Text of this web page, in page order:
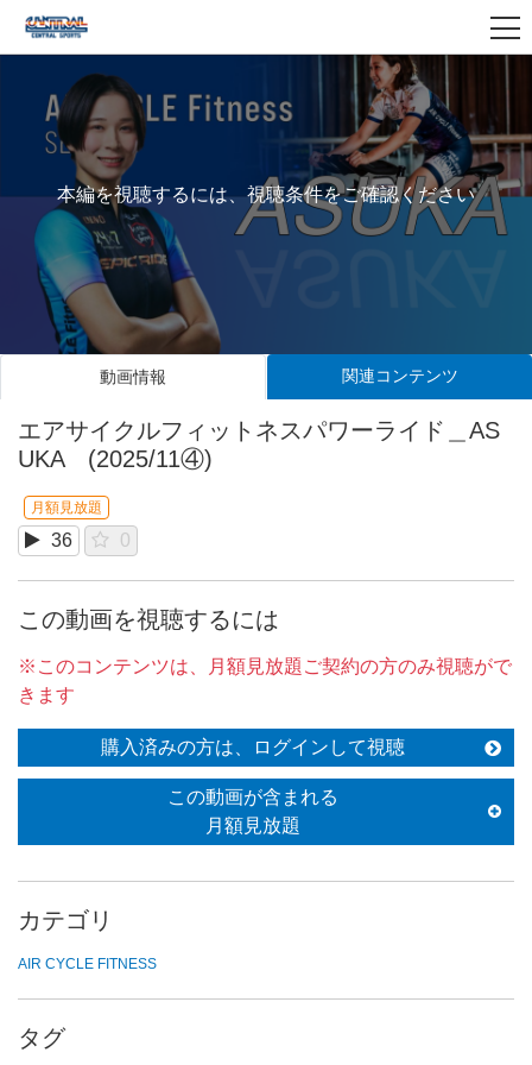
本編を視聴するには、視聴条件をご確認ください
動画情報 関連コンテンツ
エアサイクルフィットネスパワーライド＿AS
UKA (2025/11④)
月額見放題
36 0
この動画を視聴するには
※このコンテンツは、月額見放題ご契約の方のみ視聴がで
きます
購入済みの方は、ログインして視聴
この動画が含まれる
月額見放題
カテゴリ
AIR CYCLE FITNESS
タグ